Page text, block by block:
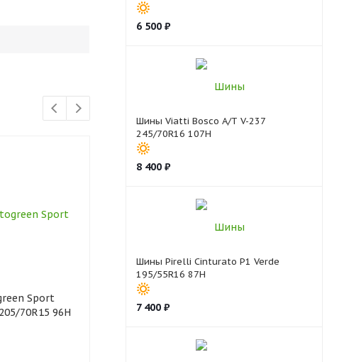
Sport
70R15 96H
Шины Bridgestone
DUELER A/T 001
6 500₽
Шины Viatti Bosco A/T V-237
245/70R16 107H
8 400₽
Шины Pirelli Cinturato P1 Verde
195/55R16 87H
7 400₽